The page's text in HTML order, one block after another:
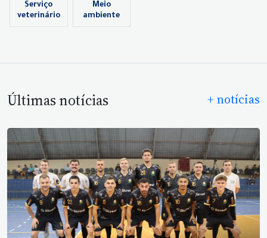
Serviço
veterinário
Meio
ambiente
Últimas notícias + notícias